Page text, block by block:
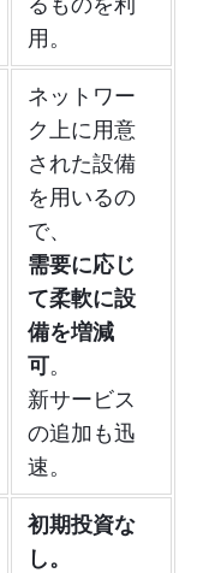
るものを利
用。
ネットワー
ク上に用意
された設備
を用いるの
で、
需要に応じ
て柔軟に設
備を増減
可。
新サービス
の追加も迅
速。
初期投資な
し。